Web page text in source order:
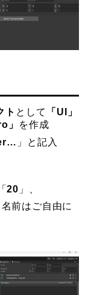
ト として
「UI」
」
を作成
」と記入
20 」、
前はご自由に